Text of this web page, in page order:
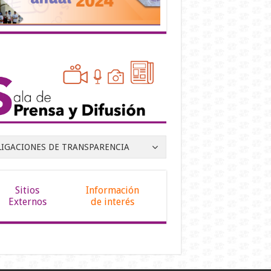
DE TRANSPARENCIA
Sitios
Externos
Información
de interés